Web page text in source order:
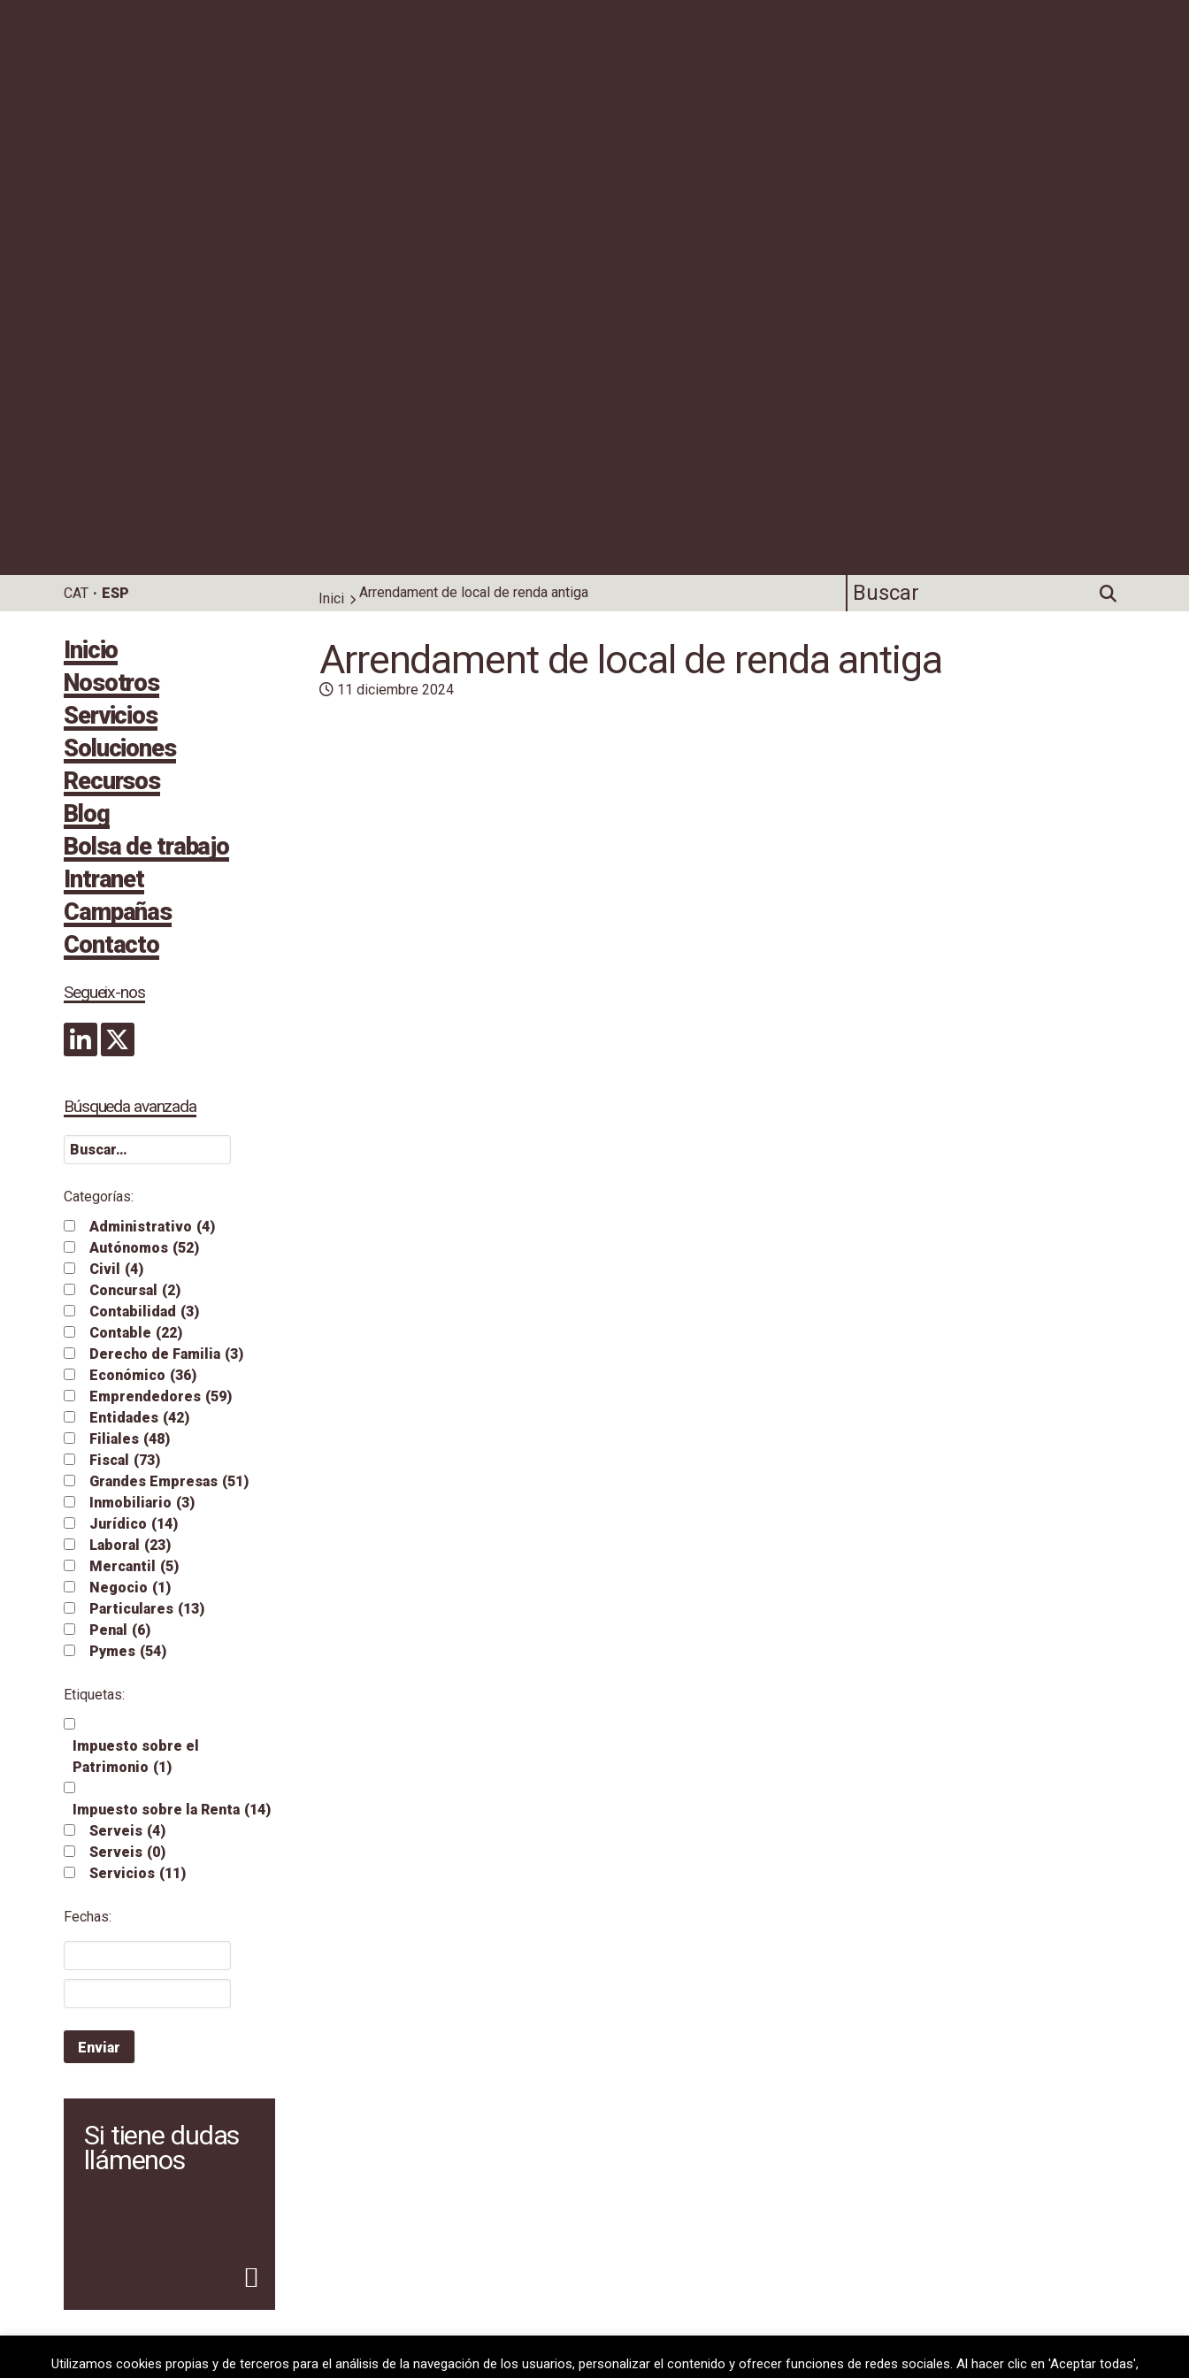
CAT ESP Inici Arrendament de local de renda antiga
Inicio
Nosotros
Servicios
Soluciones
Recursos
Blog
Bolsa de trabajo
Intranet
Campañas
Contacto
Segueix-nos
Búsqueda avanzada
Categorías:
Administrativo (4)
Autónomos (52)
Civil
(4)
Concursal (2)
Contabilidad (3)
Contable (22)
Derecho de Familia (3)
Económico (36)
Emprendedores (59)
Entidades (42)
Filiales (48)
Fiscal (73)
Grandes Empresas (51)
Inmobiliario (3)
Jurídico (14)
Laboral (23)
Mercantil
(5)
Negocio (1)
Particulares (13)
Penal (6)
Pymes (54)
Etiquetas:
Impuesto sobre el
Patrimonio (1)
Impuesto sobre la Renta (14)
Serveis (4)
Serveis (0)
Servicios (11)
Fechas:
Si tiene dudas
llámenos
Arrendament de local de renda antiga
11 diciembre 2024
08720 Vilafranca del Penedès · General Prim 5, 2n · Barcelona T+34 938 170 417 ·F+34 938 170 301 contem@contem.es
Utilizamos cookies propias y de terceros para el análisis de la navegación de los usuarios, personalizar el contenido y ofrecer funciones de redes sociales. Al hacer clic en 'Aceptar todas',